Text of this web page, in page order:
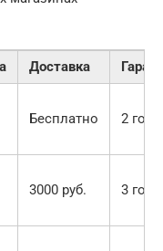
Доставка
Бесплатно 2 года
3000 руб. 3 года